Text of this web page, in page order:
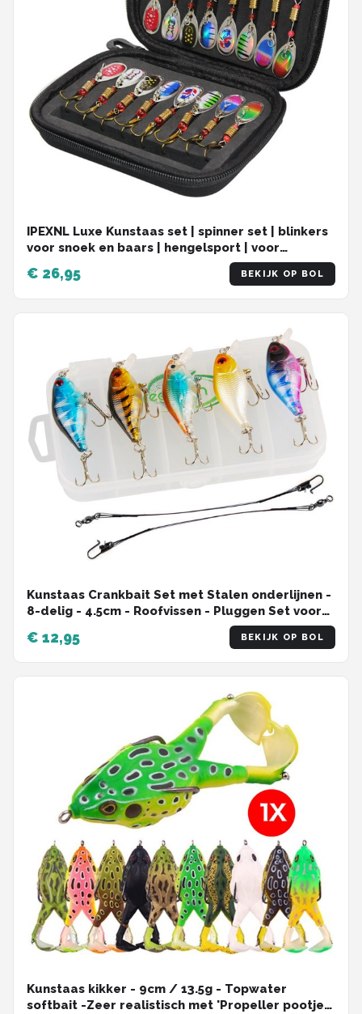
IPEXNL Luxe Kunstaas set | spinner set | blinkers
voor snoek en baars | hengelsport | voor
€ 26,95 BEKIJK OP BOL
Kunstaas Crankbait Set met Stalen onderlijnen -
8-delig - 4.5cm - Roofvissen - Pluggen Set voor
€ 12,95 BEKIJK OP BOL
Kunstaas kikker - 9cm / 13.5g - Topwater
softbait -Zeer realistisch met 'Propeller pootjes'